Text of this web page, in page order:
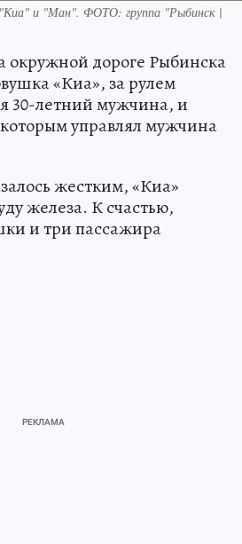
"Киа" и "Ман". ФОТО: группа "Рыбинск |
окружной дороге Рыбинска
«Киа», за рулем
30-летний мужчина, и
управлял мужчина
жестким, «Киа»
железа. К счастью,
и три пассажира